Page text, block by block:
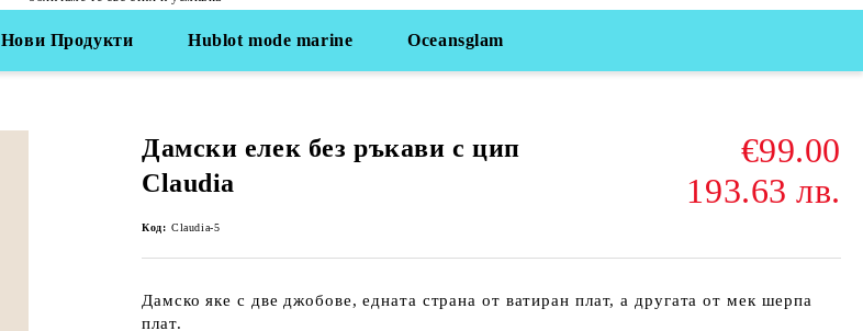
Нови Продукти Hublot mode marine Oceansglam
Дамски елек без ръкави с цип
Claudia
€99.00
193.63 лв.
Код: Claudia-5
Дамско яке с две джобове, едната страна от ватиран плат, а другата от мек шерпа
плат.